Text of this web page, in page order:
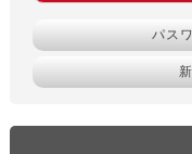
パス